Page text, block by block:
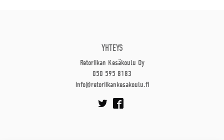
YHTEYS
Retoriikan Kesäkoulu Oy
050 595 8183
info@retoriikankesakoulu.fi